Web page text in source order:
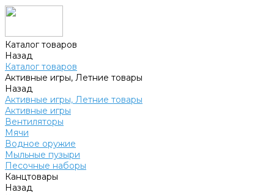
Каталог товаров
Назад
Каталог товаров
Активные игры, Летние товары
Назад
Активные игры, Летние товары
Активные игры
Вентиляторы
Мячи
Водное оружие
Мыльные пузыри
Песочные наборы
Канцтовары
Назад